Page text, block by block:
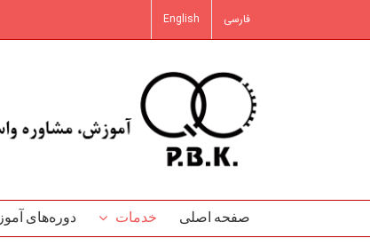
محتوا
فارسی English
صفحه اصلی خدمات دوره‌‌های